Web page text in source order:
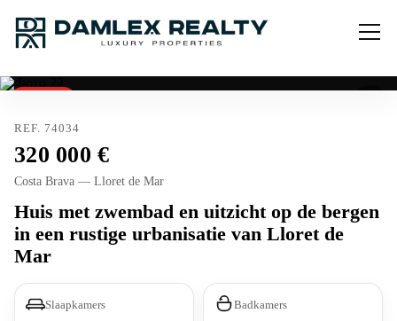
REF. 74034
320 000
Costa Brava — Lloret de Mar
Huis met zwembad en uitzicht op de bergen
in een rustige urbanisatie van Lloret de
Mar
Slaapkamers Badkamers